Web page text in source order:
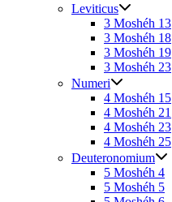
Leviticus
3 Moshéh 13
3 Moshéh 18
3 Moshéh 19
3 Moshéh 23
Numeri
4 Moshéh 15
4 Moshéh 21
4 Moshéh 23
4 Moshéh 25
Deuteronomium
5 Moshéh 4
5 Moshéh 5